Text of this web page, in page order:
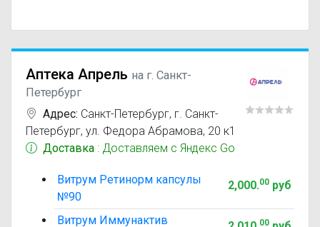
Аптека Апрель на г. Санкт-
Петербург
Адрес: Санкт-Петербург, г. Санкт-
Петербург, ул. Федора Абрамова, 20 к1
Доставка : Доставляем с Яндекс Go
Витрум Ретинорм капсулы
№90
2,000.00руб
Витрум Иммунактив
00